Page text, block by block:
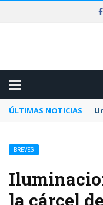
ÚLTIMAS NOTICIAS
BREVES
la cárcel